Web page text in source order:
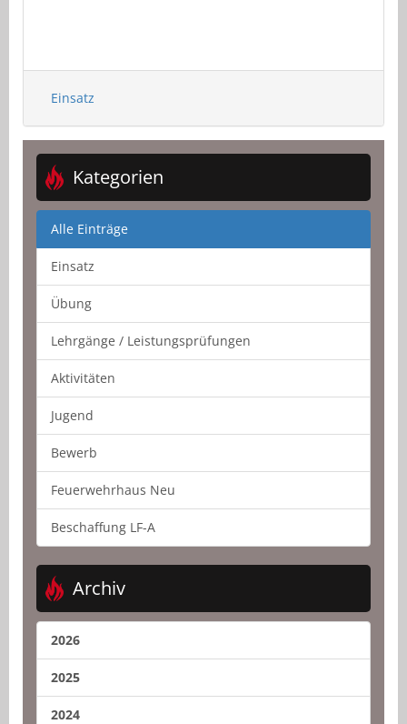
Einsatz
Kategorien
Alle Einträge
Einsatz
Übung
Lehrgänge / Leistungsprüfungen
Aktivitäten
Jugend
Bewerb
Feuerwehrhaus Neu
Beschaffung LF-A
Archiv
2026
2025
2024